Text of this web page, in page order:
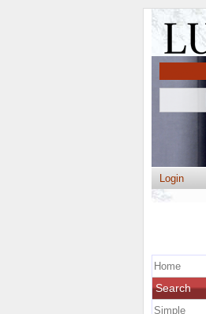
Login
Home
Search
Simple